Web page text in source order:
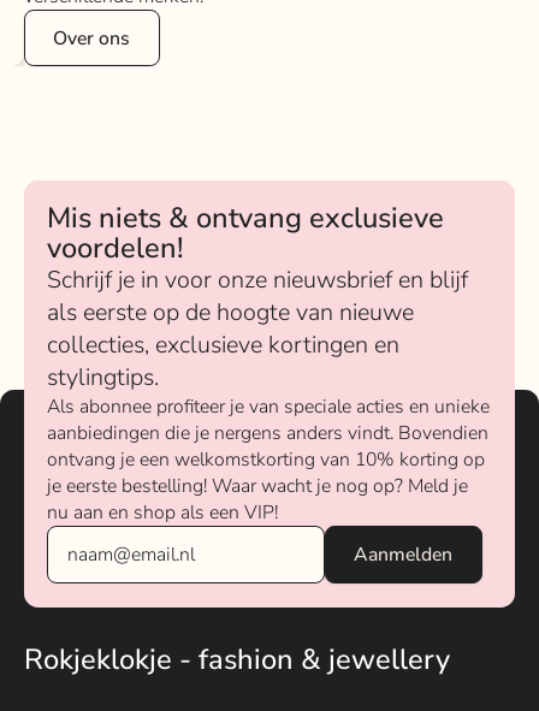
Over ons
Mis niets & ontvang exclusieve
voordelen!
Schrijf je in voor onze nieuwsbrief en blijf
als eerste op de hoogte van nieuwe
collecties, exclusieve kortingen en
stylingtips.
Als abonnee profiteer je van speciale acties en unieke
aanbiedingen die je nergens anders vindt. Bovendien
ontvang je een welkomstkorting van 10% korting op
je eerste bestelling! Waar wacht je nog op? Meld je
nu aan en shop als een VIP!
Rokjeklokje - fashion & jewellery